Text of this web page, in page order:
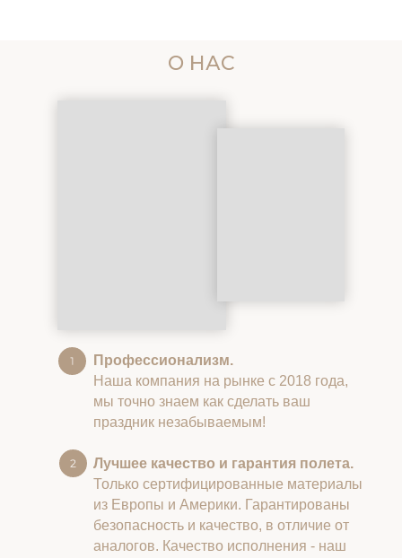
О НАС
Профессионализм.
Наша компания на рынке с 2018 года,
мы точно знаем как сделать ваш
праздник незабываемым!
Лучшее качество и гарантия полета.
Только сертифицированные материалы
из Европы и Америки. Гарантированы
безопасность и качество, в отличие от
аналогов. Качество исполнения - наш